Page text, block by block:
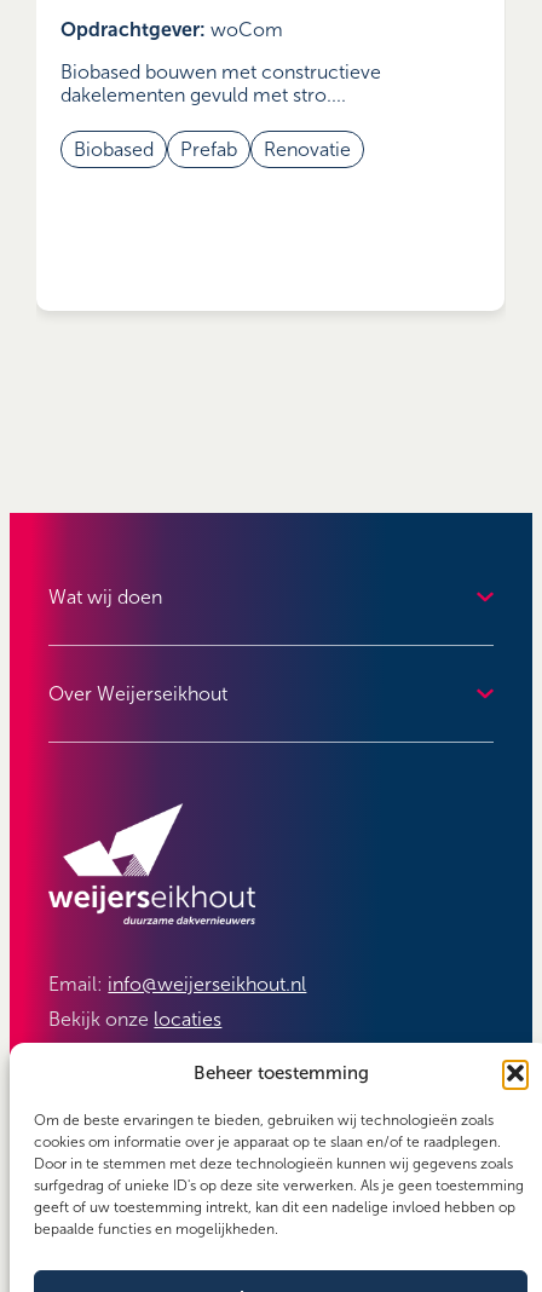
Beheer toestemming
Om de beste ervaringen te bieden, gebruiken wij technologieën zoals
cookies om informatie over je apparaat op te slaan en/of te raadplegen.
Door in te stemmen met deze technologieën kunnen wij gegevens zoals
surfgedrag of unieke ID's op deze site verwerken. Als je geen toestemming
geeft of uw toestemming intrekt, kan dit een nadelige invloed hebben op
bepaalde functies en mogelijkheden.
Opdrachtgever:woCom
Biobased bouwen met constructieve
dakelementen gevuld met stro....
Biobased Prefab Renovatie
Wat wij doen
Over Weijerseikhout
Email: info@weijerseikhout.nl
Bekijk onze locaties